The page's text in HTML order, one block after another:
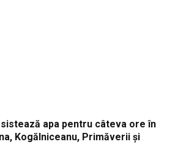
apa pentru câteva ore în
Kogălniceanu, Primăverii și